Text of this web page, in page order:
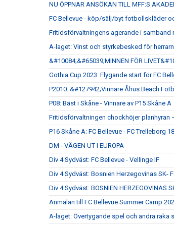
NU ÖPPNAR ANSÖKAN TILL MFF:S
FC Bellevue - köp/sälj/byt fotbollskläder
Fritidsförvaltningens agerande i samband
A-laget: Vinst och styrkebesked för
&#10084;&#65039;MINNEN FÖR
Gothia Cup 2023: Flygande start för FC
P2010: &#127942;Vinnare Åhus Beach
P08: Bäst i Skåne - Vinnare av P15 Skåne A
Fritidsförvaltningen chockhöjer planhyran
P16 Skåne A: FC Bellevue - FC Trelleborg
DM - VÄGEN UT I EUROPA
Div 4 Sydväst: FC Bellevue - Vellinge IF
Div 4 Sydväst: Bosnien Herzegovinas SK-
Div 4 Sydväst: BOSNIEN HERZEGOVINAS
Anmälan till FC Bellevue Summer Camp
A-laget: Övertygande spel och andra raka